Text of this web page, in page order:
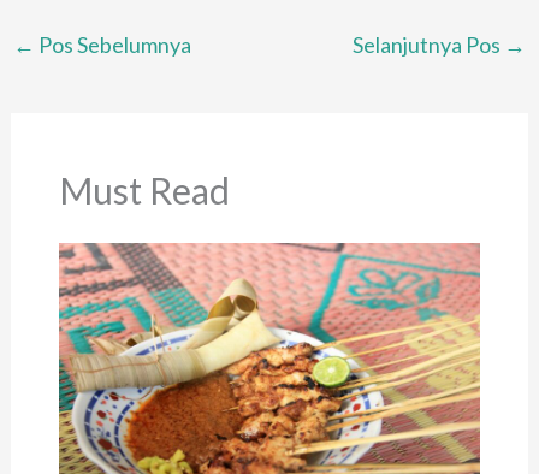
← Pos Sebelumnya Selanjutnya Pos →
Must Read